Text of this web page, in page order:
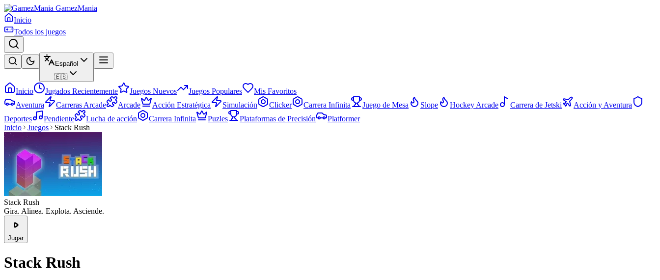
GamezMania
Inicio
Todos los juegos
Español
🇪🇸
Inicio Jugados Recientemente Juegos Nuevos Juegos Populares
Mis Favoritos
Aventura
Carreras Arcade Arcade Acción Estratégica Simulación Clicker Carrera Infinita Juego de Mesa Slope Hockey Arcade Carrera de Jetski
Acción y Aventura
Deportes
Pendiente Lucha de acción Carrera Infinita Puzles Plataformas de Precisión
Platformer
Inicio
Juegos Stack Rush
Stack Rush
Gira. Alinea. Explota. Asciende.
Jugar
Stack Rush